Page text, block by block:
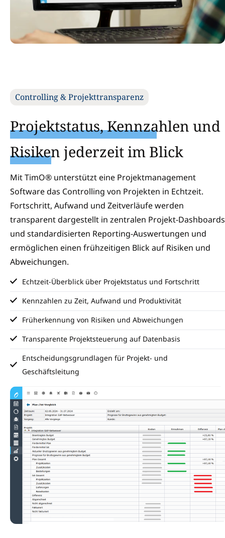
Controlling & Projekttransparenz
Projektstatus, Kennzahlen und
Risiken jederzeit im Blick
Mit TimO® unterstützt eine Projektmanagement
Software das Controlling von Projekten in Echtzeit.
Fortschritt, Aufwand und Zeitverläufe werden
transparent dargestellt in zentralen Projekt-Dashboards
und standardisierten Reporting-Auswertungen und
ermöglichen einen frühzeitigen Blick auf Risiken und
Abweichungen.
Echtzeit-Überblick über Projektstatus und Fortschritt
Kennzahlen zu Zeit, Aufwand und Produktivität
Früherkennung von Risiken und Abweichungen
Transparente Projektsteuerung auf Datenbasis
Entscheidungsgrundlagen für Projekt- und
Geschäftsleitung